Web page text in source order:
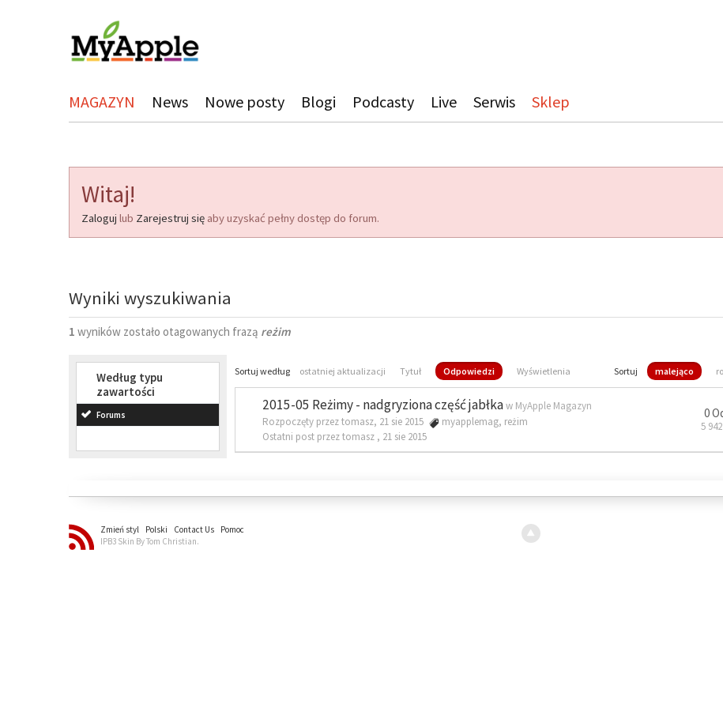
MAGAZYN News Nowe posty Blogi Podcasty Live Serwis Sklep
Witaj!
Zaloguj lub Zarejestruj się aby uzyskać pełny dostęp do forum.
Wyniki wyszukiwania
1 wyników zostało otagowanych frazą reżim
Według typu
zawartości
Forums
Sortuj według ostatniej aktualizacji Tytuł Odpowiedzi Wyświetlenia Sortuj malejąco
2015-05 Reżimy - nadgryziona część jabłkaw MyApple Magazyn
Rozpoczęty przez tomasz, 21 sie 2015
myapplemag, reżim
Ostatni post przez tomasz , 21 sie 2015
0
5
Zmień styl Polski Contact Us
Pomoc
IPB3 Skin By Tom Christian.